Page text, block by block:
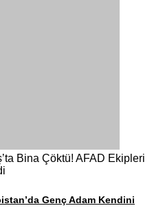
Bina Çöktü! AFAD Ekipleri
Genç Adam Kendini